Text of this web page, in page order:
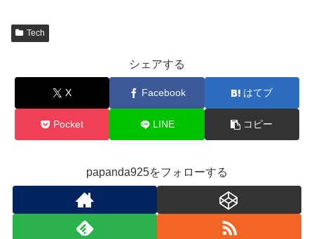
Tech
シェアする
X Facebook はてブ
Pocket LINE コピー
papanda925をフォローする